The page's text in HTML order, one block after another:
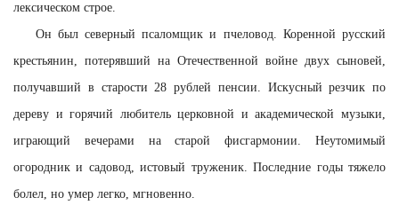
лексическом строе.
Он был северный псаломщик и пчеловод. Коренной русский
крестьянин, потерявший на Отечественной войне двух сыновей,
получавший в старости 28 рублей пенсии. Искусный резчик по
дереву и горячий любитель церковной и академической музыки,
играющий вечерами на старой фисгармонии. Неутомимый
огородник и садовод, истовый труженик. Последние годы тяжело
болел, но умер легко, мгновенно.